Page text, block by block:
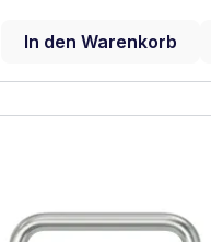
In den Warenkorb